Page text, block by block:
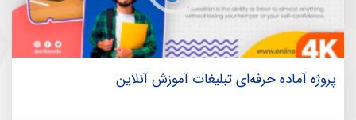
پروژه آماده حرفه‌ای تبلیغات آموزش آنلاین